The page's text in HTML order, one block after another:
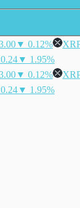
▼ 0.12%
▼ 1.95%
▼ 0.12%
▼ 1.95%